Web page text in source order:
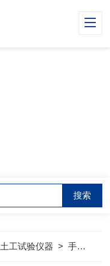
土工试验仪器 >手动击实仪